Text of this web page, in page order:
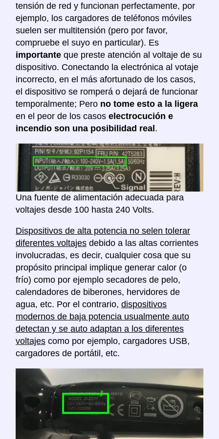
tensión de red y funcionan perfectamente, por
ejemplo, los cargadores de teléfonos móviles
suelen ser multitensión (pero por favor,
compruebe el suyo en particular). Es
importante que preste atención al voltaje de su
dispositivo. Conectando la electrónica al votaje
incorrecto, en el más afortunado de los casos,
el dispositivo se romperá o dejará de funcionar
temporalmente; Pero no tome esto a la ligera
en el peor de los casos electrocución e
incendio son una posibilidad real.
Una fuente de alimentación adecuada para
voltajes desde 100 hasta 240 Volts.
Dispositivos de alta potencia no selen tolerar
diferentes voltajes debido a las altas corrientes
involucradas, es decir, cualquier cosa que su
propósito principal implique generar calor (o
frío) como por ejemplo secadores de pelo,
calendadores de biberones, hervidores de
agua, etc. Por el contrario, dispositivos
modernos de baja potencia usualmente auto
detectan y se auto adaptan a los diferentes
voltajes como por ejemplo, cargadores USB,
cargadores de portátil, etc.